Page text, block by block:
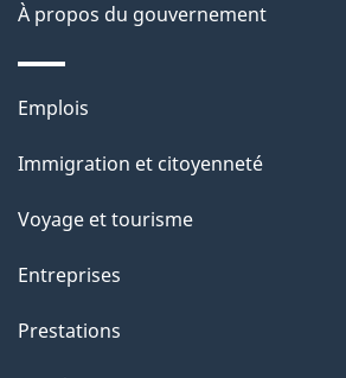
n
s
u
r
c
t
t
À propos du gouvernement
Thèmes
sujets
Emplois
Immigration et citoyenneté
Voyage et tourisme
Entreprises
Prestations